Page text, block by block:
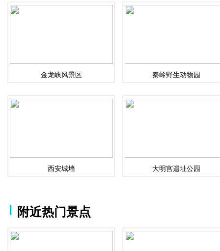
金龙峡风景区 秦岭野生动物园
西安城墙 大明宫遗址公园
附近热门景点